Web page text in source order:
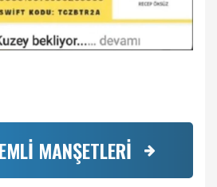
MANŞETLERİ